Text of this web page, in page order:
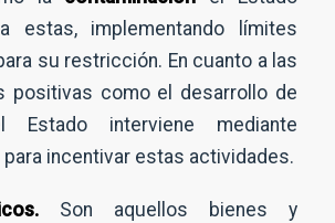
estas, implementando límites
su restricción. En cuanto a las
positivas como el desarrollo de
Estado interviene mediante
incentivar estas actividades.
Son aquellos bienes y